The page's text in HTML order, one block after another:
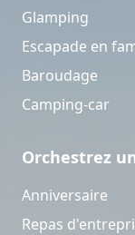
Glamping
Escapade en
Baroudage
Camping-car
Orchestrez
Anniversaire
Repas